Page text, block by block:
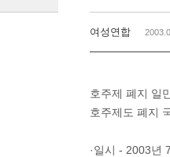
여성연합
호주제 폐지 일
호주제도 폐지
·일시 - 2003년